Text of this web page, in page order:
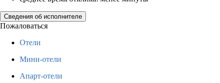
Сведения об исполнителе
Пожаловаться
Отели
Мини-отели
Апарт-отели